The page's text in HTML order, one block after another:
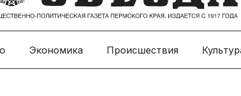
Экономика Происшествия